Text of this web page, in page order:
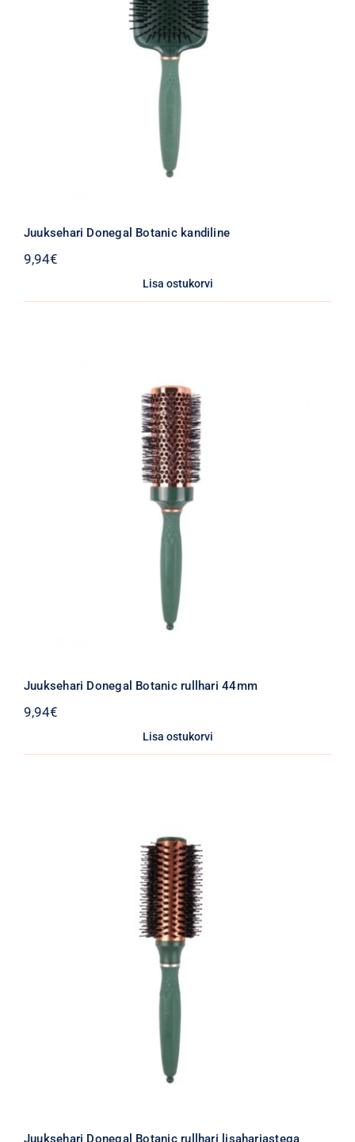
Juuksehari Donegal Botanic kandiline
9,94€
Lisa ostukorvi
Juuksehari Donegal Botanic rullhari 44mm
9,94€
Lisa ostukorvi
Juuksehari Donegal Botanic rullhari lisaharjastega